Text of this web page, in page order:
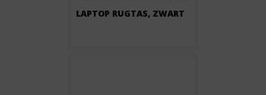
LAPTOP RUGTAS, ZWART